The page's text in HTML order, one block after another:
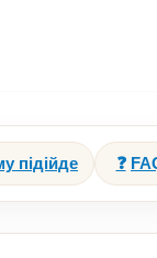
підійде ❓